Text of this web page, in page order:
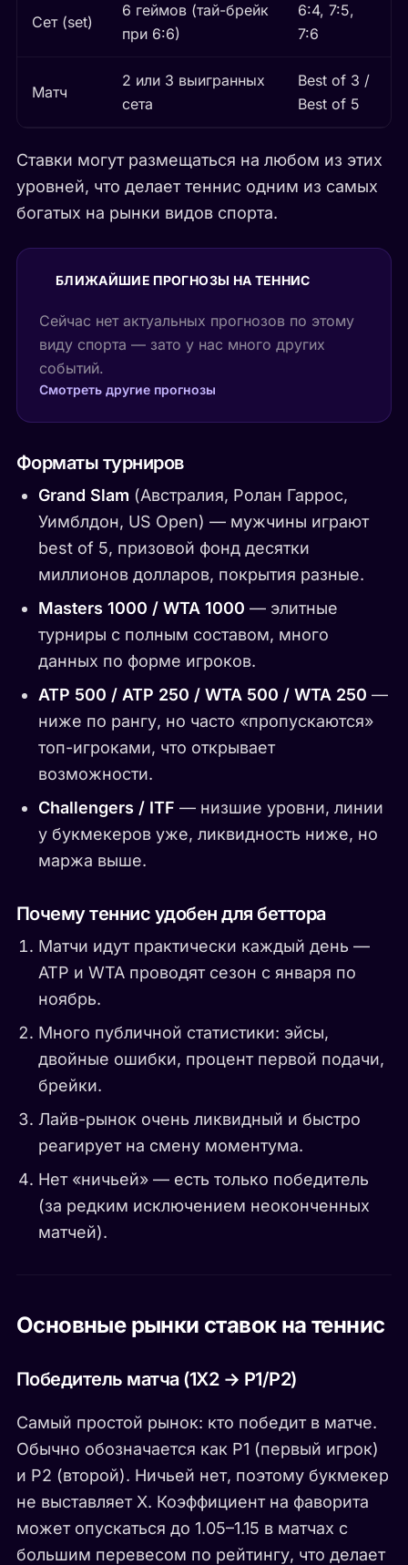
Сет (set)
6 геймов (тай-брейк
при 6:6)
6:4, 7:5,
7:6
Матч
2 или 3 выигранных
сета
Best of 3 /
Best of 5
Ставки могут размещаться на любом из этих
уровней, что делает теннис одним из самых
богатых на рынки видов спорта.
БЛИЖАЙШИЕ ПРОГНОЗЫ НА ТЕННИС
Сейчас нет актуальных прогнозов по этому
виду спорта — зато у нас много других
событий.
Смотреть другие прогнозы
Форматы турниров
Grand Slam (Австралия, Ролан Гаррос,
Уимблдон, US Open) — мужчины играют
best of 5, призовой фонд десятки
миллионов долларов, покрытия разные.
Masters 1000 / WTA 1000 — элитные
турниры с полным составом, много
данных по форме игроков.
ATP 500 / ATP 250 / WTA 500 / WTA 250 —
ниже по рангу, но часто «пропускаются»
топ-игроками, что открывает
возможности.
Challengers / ITF — низшие уровни, линии
у букмекеров уже, ликвидность ниже, но
маржа выше.
Почему теннис удобен для беттора
Матчи идут практически каждый день —
ATP и WTA проводят сезон с января по
ноябрь.
Много публичной статистики: эйсы,
двойные ошибки, процент первой подачи,
брейки.
Лайв-рынок очень ликвидный и быстро
реагирует на смену моментума.
Нет «ничьей» — есть только победитель
(за редким исключением неоконченных
матчей).
Основные рынки ставок на теннис
Победитель матча (1X2 → P1/P2)
Самый простой рынок: кто победит в матче.
Обычно обозначается как P1 (первый игрок)
и P2 (второй). Ничьей нет, поэтому букмекер
не выставляет X. Коэффициент на фаворита
может опускаться до 1.05–1.15 в матчах с
большим перевесом по рейтингу, что делает